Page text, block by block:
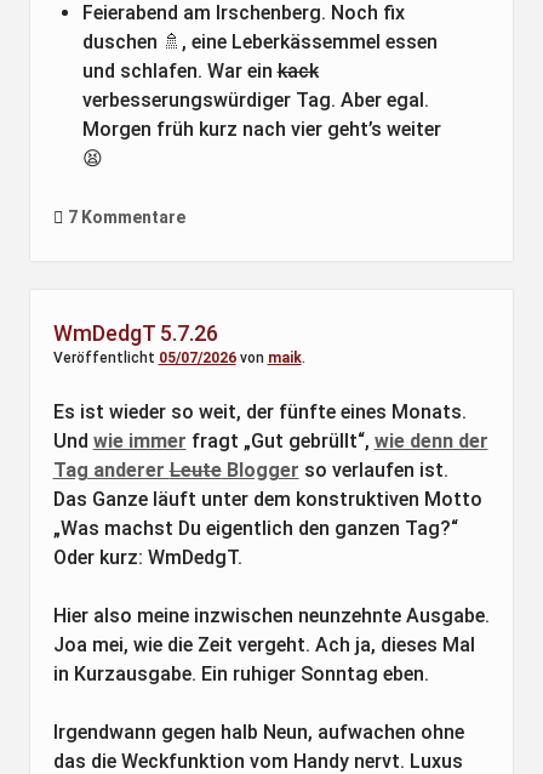
Feierabend am Irschenberg. Noch fix
duschen 🚿, eine Leberkässemmel essen
und schlafen. War einkack
verbesserungswürdiger Tag. Aber egal.
Morgen früh kurz nach vier geht’s weiter
😫
7 Kommentare
WmDedgT 5.7.26
Veröffentlicht 05/07/2026von maik.
Es ist wieder so weit, der fünfte eines Monats.
Und wie immer fragt „Gut gebrüllt“, wie denn der
Tag andererLeuteBlogger so verlaufen ist.
Das Ganze läuft unter dem konstruktiven Motto
„Was machst Du eigentlich den ganzen Tag?“
Oder kurz: WmDedgT.
Hier also meine inzwischen neunzehnte Ausgabe.
Joa mei, wie die Zeit vergeht. Ach ja, dieses Mal
in Kurzausgabe. Ein ruhiger Sonntag eben.
Irgendwann gegen halb Neun, aufwachen ohne
das die Weckfunktion vom Handy nervt. Luxus